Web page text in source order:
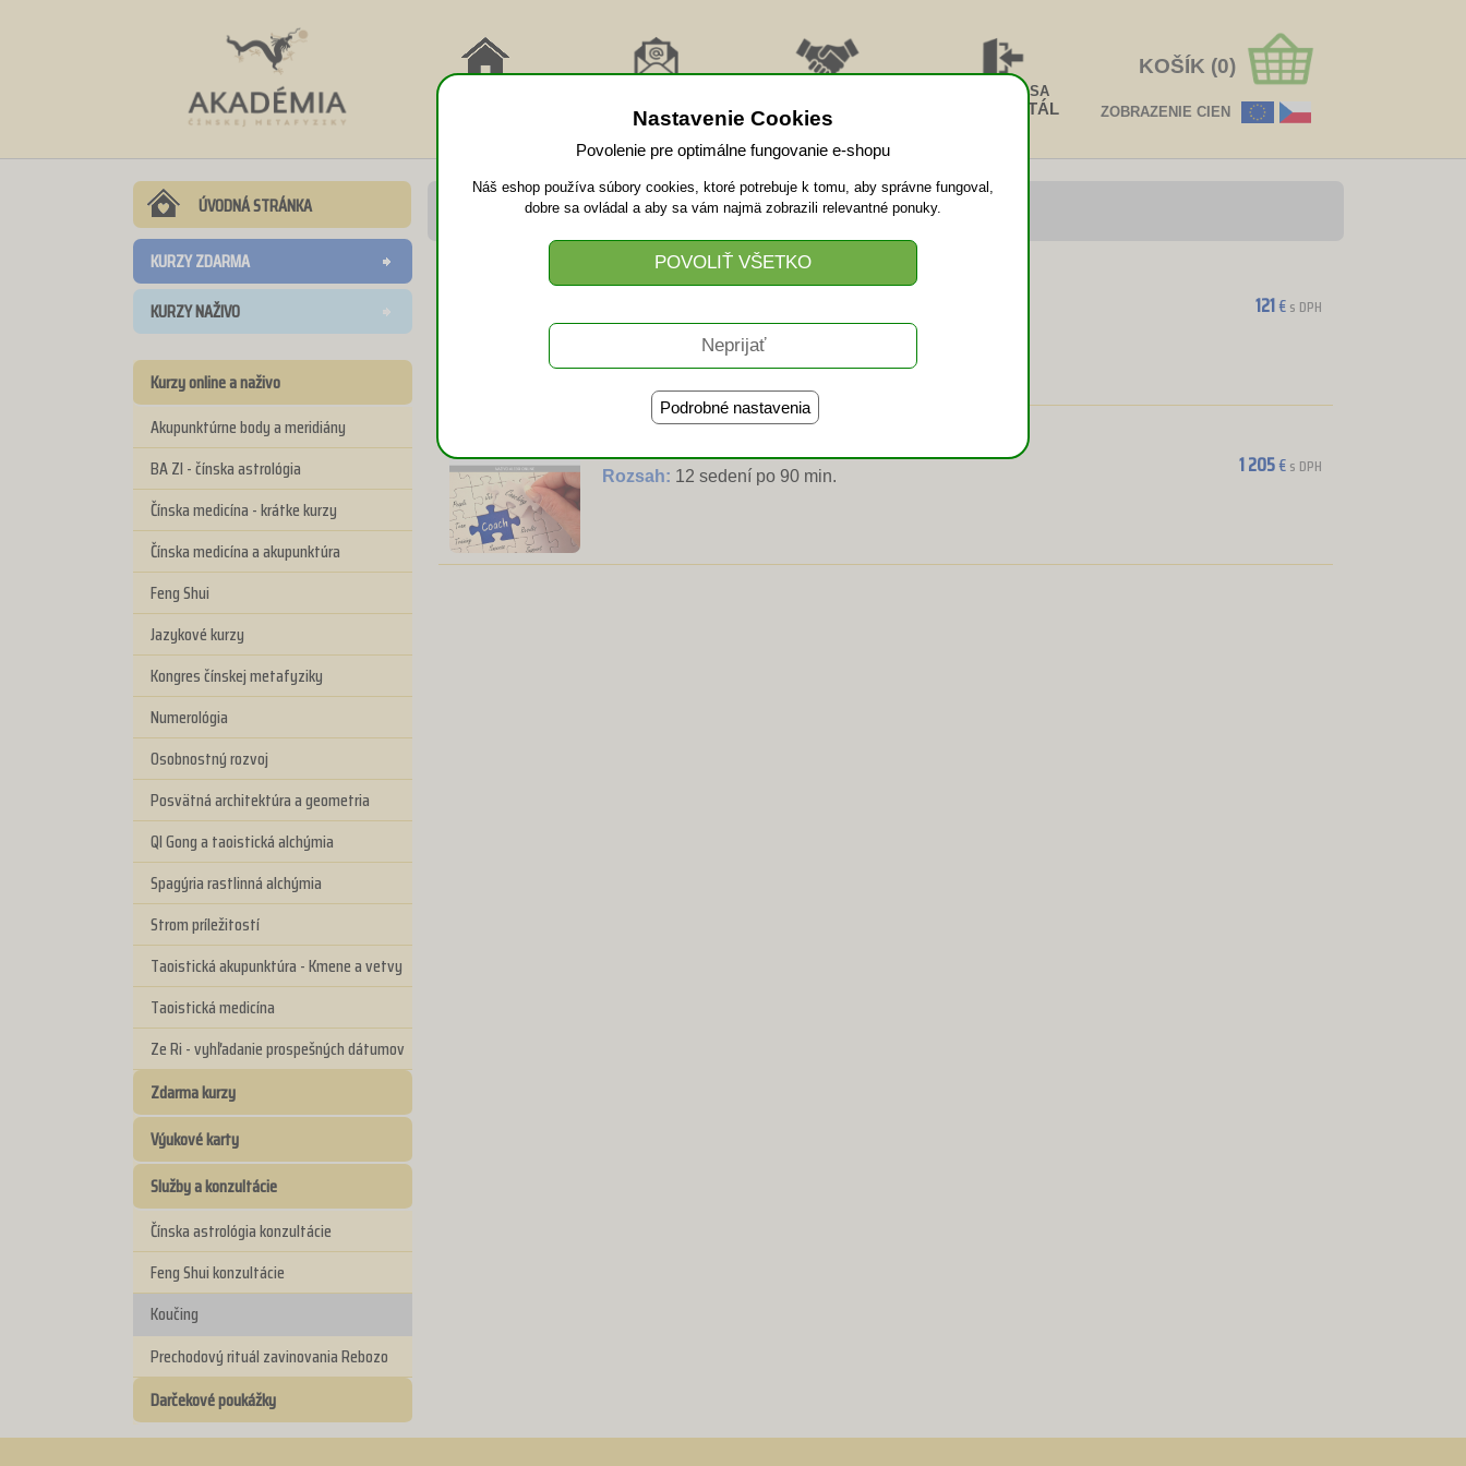
Nastavenie Cookies
Povolenie pre optimálne fungovanie e-shopu
Náš eshop používa súbory cookies, ktoré potrebuje k tomu, aby správne fungoval,
dobre sa ovládal a aby sa vám najmä zobrazili relevantné ponuky.
Podrobné nastavenia
KOŠÍK (0)
ZOBRAZENIE CIEN
NOVINKY SPOLUPRÁCA
PRIHLÁSIŤ SA
VIDEOPORTÁL
ÚVODNÁ STRÁNKA
KURZY ZDARMA
KURZY NAŽIVO
Kurzy online a naživo
Akupunktúrne body a meridiány
BA ZI - čínska astrológia
Čínska medicína - krátke kurzy
Čínska medicína a akupunktúra
Feng Shui
Jazykové kurzy
Kongres čínskej metafyziky
Numerológia
Osobnostný rozvoj
Posvätná architektúra a geometria
QI Gong a taoistická alchýmia
Spagýria rastlinná alchýmia
Strom príležitostí
Taoistická akupunktúra - Kmene a vetvy
Taoistická medicína
Ze Ri - vyhľadanie prospešných dátumov
Zdarma kurzy
Výukové karty
Služby a konzultácie
Čínska astrológia konzultácie
Feng Shui konzultácie
Koučing
Prechodový rituál zavinovania Rebozo
Darčekové poukážky
Koučing
Koučing - jedno sedenie
121€s DPH
Rozsah: 12 sedení po 90 min. 1 205€s DPH